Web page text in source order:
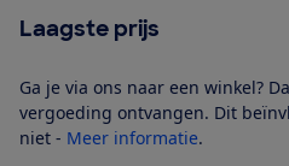
Laagste prijs
Ga je via ons naar een winkel?
vergoeding ontvangen. Dit
niet - Meer informatie.